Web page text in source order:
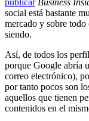
publicar Business
social está bastante
mercado y sobre todo
siendo.
Así, de todos los
porque Google abría
correo electrónico),
por tanto pocos son
aquellos que tienen
contenidos en el